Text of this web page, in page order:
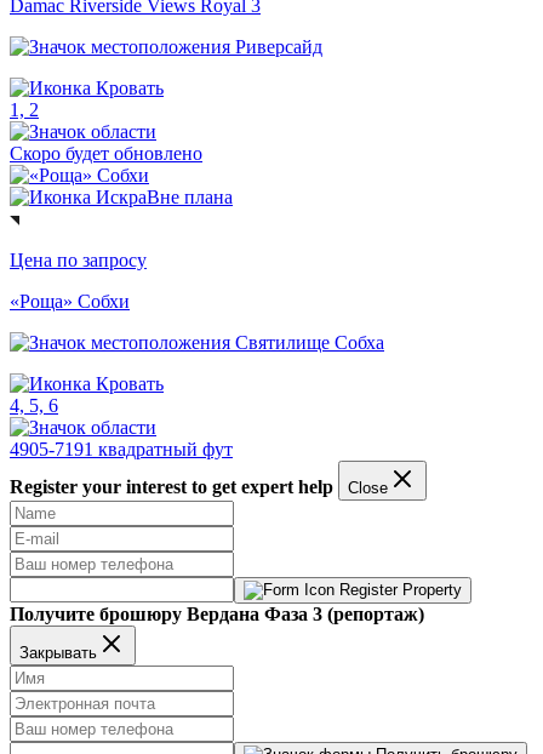
Damac Riverside Views Royal 3
Риверсайд
1, 2
Скоро будет обновлено
Вне плана
Цена по запросу
«Роща» Собхи
Святилище Собха
4, 5, 6
4905-7191 квадратный фут
Register your interest to get expert help
Close
Register Property
Получите брошюру Вердана Фаза 3 (репортаж)
Закрывать